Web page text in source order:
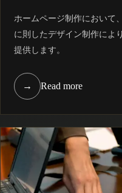
ホームページ制作において
に則したデザイン制作によ
提供します。
→ Read more